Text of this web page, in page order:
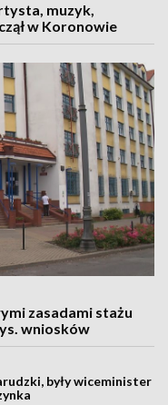
muzyk,
w Koronowie
zasadami stażu
wniosków
były wiceminister